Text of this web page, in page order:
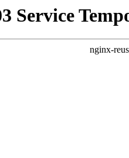
Service
nginx-